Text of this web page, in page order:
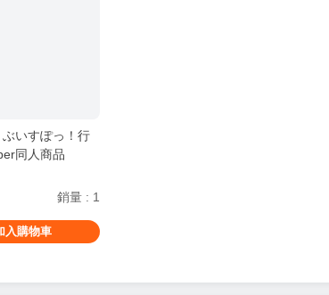
いすぽっ！行
同人商品
銷量 : 1
入購物車